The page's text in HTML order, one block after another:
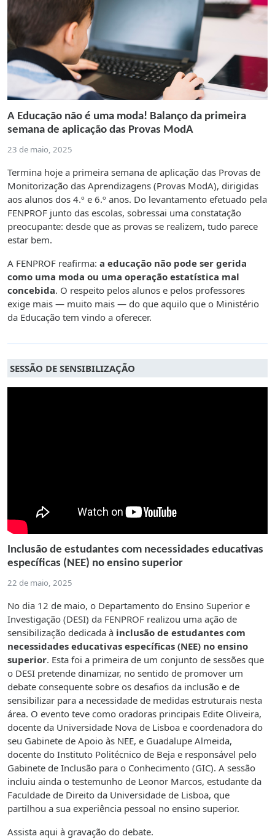
A Educação não é uma moda! Balanço da primeira
semana de aplicação das Provas ModA
23 de maio, 2025
Termina hoje a primeira semana de aplicação das Provas de
Monitorização das Aprendizagens (Provas ModA), dirigidas
aos alunos dos 4.º e 6.º anos. Do levantamento efetuado pela
FENPROF junto das escolas, sobressai uma constatação
preocupante: desde que as provas se realizem, tudo parece
estar bem.
A FENPROF reafirma: a educação não pode ser gerida
como uma moda ou uma operação estatística mal
concebida. O respeito pelos alunos e pelos professores
exige mais — muito mais — do que aquilo que o Ministério
da Educação tem vindo a oferecer.
SESSÃO DE SENSIBILIZAÇÃO
Inclusão de estudantes com necessidades educativas
específicas (NEE) no ensino superior
22 de maio, 2025
No dia 12 de maio, o Departamento do Ensino Superior e
Investigação (DESI) da FENPROF realizou uma ação de
sensibilização dedicada à inclusão de estudantes com
necessidades educativas específicas (NEE) no ensino
superior. Esta foi a primeira de um conjunto de sessões que
o DESI pretende dinamizar, no sentido de promover um
debate consequente sobre os desafios da inclusão e de
sensibilizar para a necessidade de medidas estruturais nesta
área. O evento teve como oradoras principais Edite Oliveira,
docente da Universidade Nova de Lisboa e coordenadora do
seu Gabinete de Apoio às NEE, e Guadalupe Almeida,
docente do Instituto Politécnico de Beja e responsável pelo
Gabinete de Inclusão para o Conhecimento (GIC). A sessão
incluiu ainda o testemunho de Leonor Marcos, estudante da
Faculdade de Direito da Universidade de Lisboa, que
partilhou a sua experiência pessoal no ensino superior.
Assista aqui à gravação do debate.